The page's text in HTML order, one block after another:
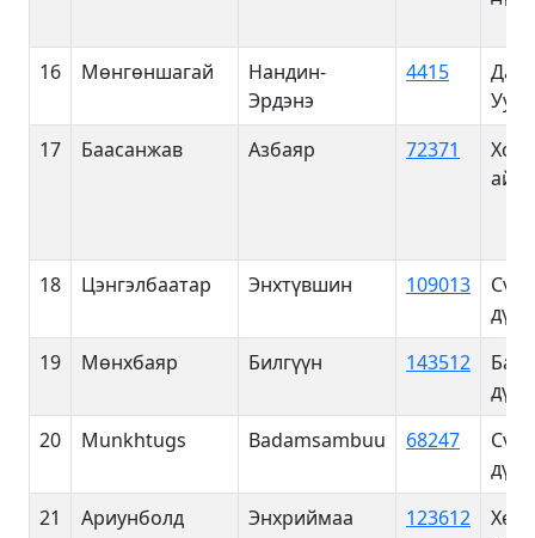
16 Мөнгөншагай
Нандин-
Эрдэнэ
4415
Уул
17
Баасанжав Азбаяр 72371
Ховд
18 Цэнгэлбаатар Энхтүвшин 109013
19
Мөнхбаяр Билгүүн 143512
20
Munkhtugs Badamsambuu 68247
21
Ариунболд Энхриймаа 123612